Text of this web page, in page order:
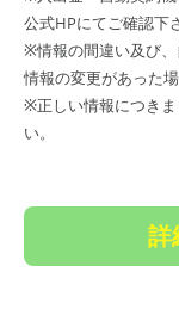
公式HPにてご確認下
※情報の間違い及び
情報の変更があった
※正しい情報につき
い。
詳